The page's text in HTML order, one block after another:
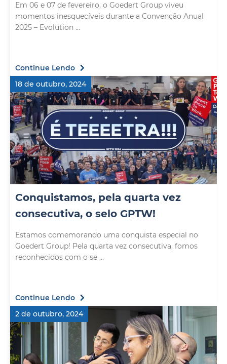
Em 06 e 07 de fevereiro, o Goedert Group viveu
momentos inesquecíveis durante a Convenção Anual
2025 – Evolution ...
Continue Lendo
18 de outubro, 2024
Conquistamos, pela quarta vez
consecutiva, o selo GPTW!
Estamos comemorando uma conquista especial no
Goedert Group! Pela quarta vez consecutiva, fomos
reconhecidos com o se ...
Continue Lendo
2 de outubro, 2024